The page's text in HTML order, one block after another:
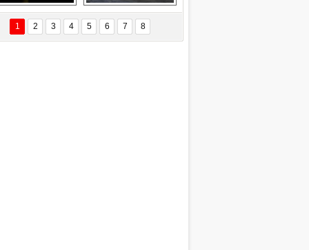
ÖZYANIK
Değişti?
Delta uçağına
yıldırım çarptı
Ford Focus RS
(2015)
1 2 3 4 5 6 7 8